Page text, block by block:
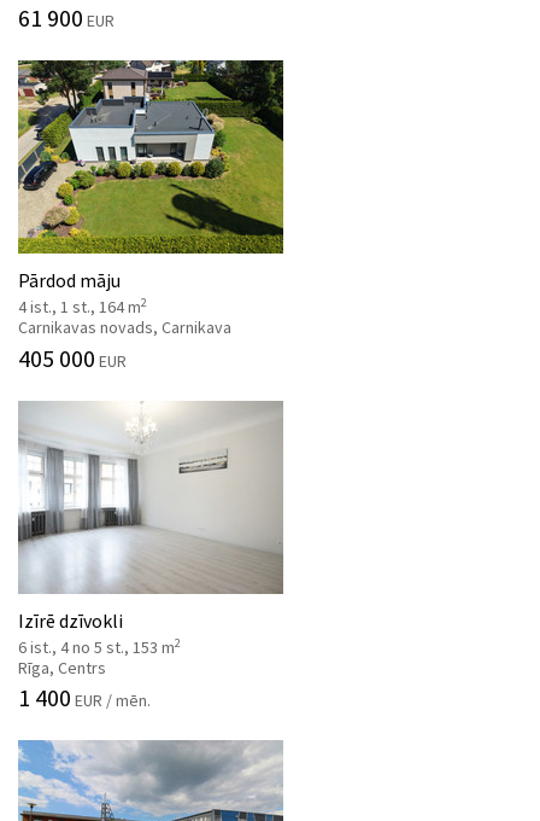
61 900 EUR
Pārdod māju
4 ist., 1 st., 164 m2
Carnikavas novads, Carnikava
405 000 EUR
Izīrē dzīvokli
6 ist., 4 no 5 st., 153 m2
Rīga, Centrs
1 400 EUR / mēn.